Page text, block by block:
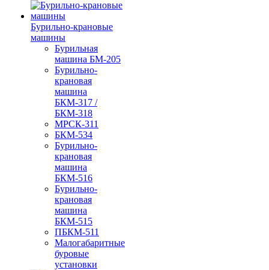
Бурильно-крановые
машины
Бурильная
машина БМ-205
Бурильно-
крановая
машина
БКМ-317 /
БКМ-318
МРСК-311
БКМ-534
Бурильно-
крановая
машина
БКМ-516
Бурильно-
крановая
машина
БКМ-515
ПБКМ-511
Малогабаритные
буровые
установки